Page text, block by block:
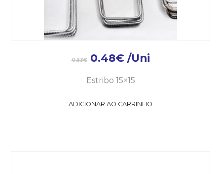
0.53€ 0.48€ /Uni
Estribo 15×15
ADICIONAR AO CARRINHO